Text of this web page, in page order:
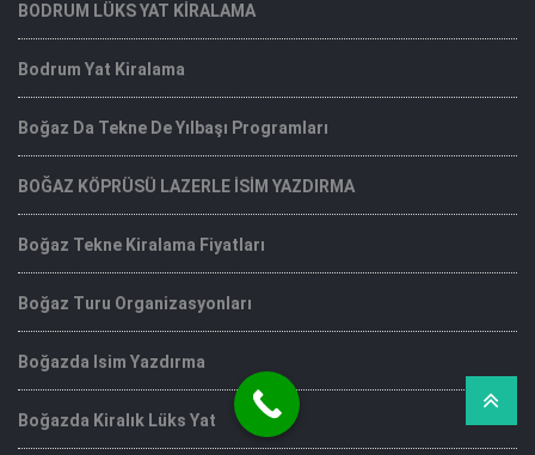
BODRUM LÜKS YAT KİRALAMA
Bodrum Yat Kiralama
Boğaz Da Tekne De Yılbaşı Programları
BOĞAZ KÖPRÜSÜ LAZERLE İSİM YAZDIRMA
Boğaz Tekne Kiralama Fiyatları
Boğaz Turu Organizasyonları
Boğazda Isim Yazdırma
Boğazda Kiralık Lüks Yat